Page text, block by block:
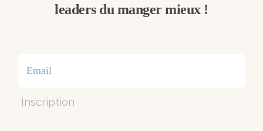
leaders du manger mieux !
Inscription